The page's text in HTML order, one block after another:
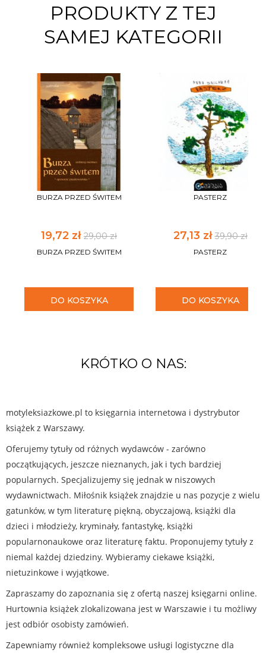
PRODUKTY Z TEJ
SAMEJ KATEGORII
BURZA PRZED ŚWITEM
19,72 zł 29,00 zł
BURZA PRZED ŚWITEM
DO KOSZYKA
PASTERZ
27,13 zł39,90 zł
PASTERZ
DO KOSZYKA
KRÓTKO O NAS:
motyleksiazkowe.pl to księgarnia internetowa i dystrybutor
książek z Warszawy.
Oferujemy tytuły od różnych wydawców - zarówno
początkujących, jeszcze nieznanych, jak i tych bardziej
popularnych. Specjalizujemy się jednak w niszowych
wydawnictwach. Miłośnik książek znajdzie u nas pozycje z wielu
gatunków, w tym literaturę piękną, obyczajową, książki dla
dzieci i młodzieży, kryminały, fantastykę, książki
popularnonaukowe oraz literaturę faktu. Proponujemy tytuły z
niemal każdej dziedziny. Wybieramy ciekawe książki,
nietuzinkowe i wyjątkowe.
Zapraszamy do zapoznania się z ofertą naszej księgarni online.
Hurtownia książek zlokalizowana jest w Warszawie i tu możliwy
jest odbiór osobisty zamówień.
Zapewniamy również kompleksowe usługi logistyczne dla